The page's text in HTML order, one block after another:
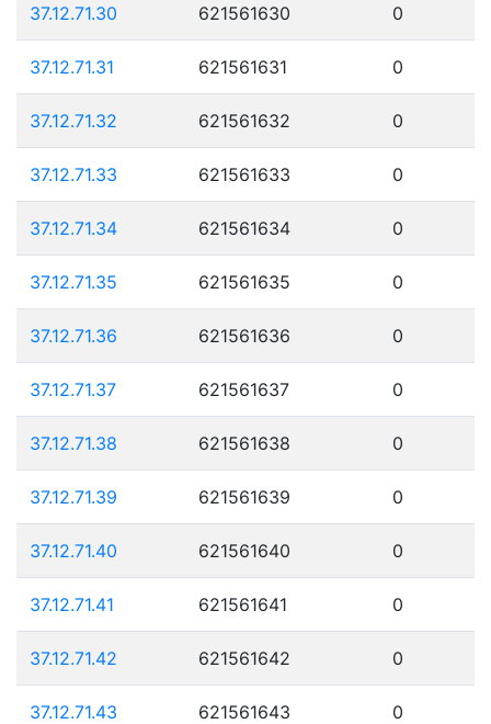
37.12.71.30 621561630 0
37.12.71.31 621561631 0
37.12.71.32 621561632 0
37.12.71.33 621561633 0
37.12.71.34 621561634 0
37.12.71.35 621561635 0
37.12.71.36 621561636 0
37.12.71.37 621561637 0
37.12.71.38 621561638 0
37.12.71.39 621561639 0
37.12.71.40 621561640 0
37.12.71.41 621561641 0
37.12.71.42 621561642 0
37.12.71.43 621561643 0